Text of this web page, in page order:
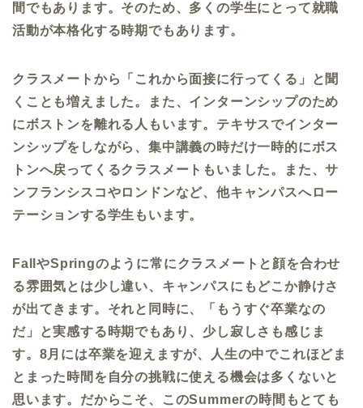
間でもあります。そのため、多くの学生にとって就職
活動が本格化する時期でもあります。
クラスメートから「これから面接に行ってくる」と聞
くことも増えました。また、インターンシップのため
にボストンを離れる人もいます。テキサスでインター
ンシップをしながら、集中講義の時だけ一時的にボス
トンへ戻ってくるクラスメートもいました。また、サ
ンフランシスコやロンドンなど、他キャンパスへロー
テーションする学生もいます。
FallやSpringのように常にクラスメートと顔を合わせ
る雰囲気とは少し違い、キャンパスにもどこか静けさ
が出てきます。それと同時に、「もうすぐ卒業なの
だ」と実感する時期でもあり、少し寂しさも感じま
す。 8月には卒業を迎えますが、人生の中でこれほどま
とまった時間を自分の挑戦に使える機会は多くないと
思います。だからこそ、このSummerの時間もとても